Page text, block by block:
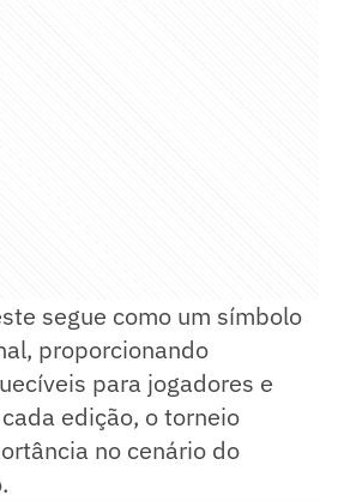
segue como um símbolo
proporcionando
para jogadores e
edição, o torneio
no cenário do